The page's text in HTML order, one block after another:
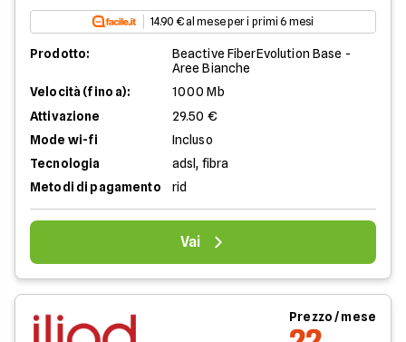
14.90 € al mese per i primi 6 mesi
Prodotto:
Beactive FiberEvolution Base -
Aree Bianche
Velocità (fino a):
1000 Mb
Attivazione
29.50 €
Mode wi-fi
Incluso
Tecnologia
adsl, fibra
Metodi di pagamento
rid
Vai
Prezzo / mese